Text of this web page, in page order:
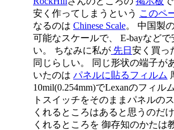
安く作ってしまうという このペ
なるのは Chinese Scale。 中国製
可能なスケールで、 E-bayなど
い。 ちなみに私が 先日 安く買っ
同じらしい。 同じ形状の端子が
いたのは パネルに貼るフィルム
10mil(0.254mm)でLexanのフィ
トスイッチをそのままパネルの
くれるところはあると思うのだ
くれるところを 御存知のかたは